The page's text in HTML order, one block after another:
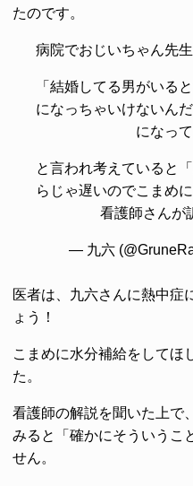
たのです。
病院でおじいちゃん先
「結婚してる男がいる
になっちゃいけないん
になっ
と言われ考えていると
らじゃ遅いのでこまめ
看護師さんが
— 九六
医者は、九六さんに熱中症
ょう！
こまめに水分補給をしてほ
た。
看護師の解説を聞いた上で
みると「確かにそういうこ
せん。